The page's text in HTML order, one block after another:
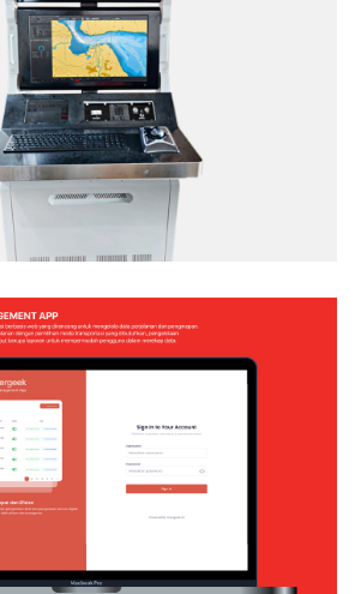
TEAM TRAINER – NAVAL
SYSTEM
Web Application
TRAVEL MANAGEMENT APP
Web Application